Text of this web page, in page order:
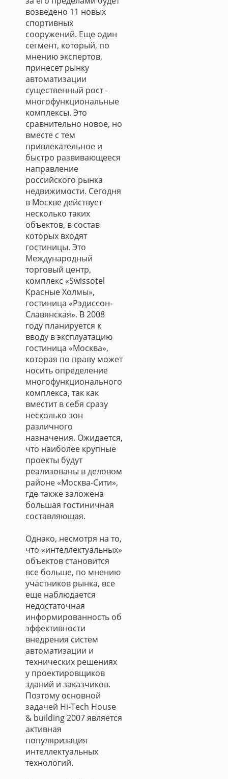
возведено 11 новых
спортивных
сооружений. Еще один
сегмент, который, по
мнению экспертов,
принесет рынку
автоматизации
существенный рост -
многофункциональные
комплексы. Это
сравнительно новое, но
вместе с тем
привлекательное и
быстро развивающееся
направление
российского рынка
недвижимости. Сегодня
в Москве действует
несколько таких
объектов, в состав
которых входят
гостиницы. Это
Международный
торговый центр,
комплекс «Swissotel
Красные Холмы»,
гостиница «Рэдиссон-
Славянская». В 2008
году планируется к
вводу в эксплуатацию
гостиница «Москва»,
которая по праву может
носить определение
многофункционального
комплекса, так как
вместит в себя сразу
несколько зон
различного
назначения. Ожидается,
что наиболее крупные
проекты будут
реализованы в деловом
районе «Москва-Сити»,
где также заложена
большая гостиничная
составляющая.
Однако, несмотря на то,
что «интеллектуальных»
объектов становится
все больше, по мнению
участников рынка, все
еще наблюдается
недостаточная
информированность об
эффективности
внедрения систем
автоматизации и
технических решениях
у проектировщиков
зданий и заказчиков.
Поэтому основной
задачей Hi-Tech House
& building 2007 является
активная
популяризация
интеллектуальных
технологий.